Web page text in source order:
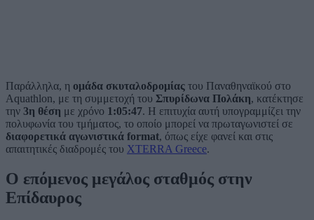
Παράλληλα, η ομάδα σκυταλοδρομίας του Παναθηναϊκού στο
Aquathlon, με τη συμμετοχή του Σπυρίδωνα Πολάκη, κατέκτησε
την 3η θέση με χρόνο 1:05:47. Η επιτυχία αυτή υπογραμμίζει την
πολυφωνία του τμήματος, το οποίο μπορεί να πρωταγωνιστεί σε
διαφορετικά αγωνιστικά format, όπως είχε φανεί και στις
απαιτητικές διαδρομές του XTERRA Greece.
Ο επόμενος μεγάλος σταθμός στην
Επίδαυρος